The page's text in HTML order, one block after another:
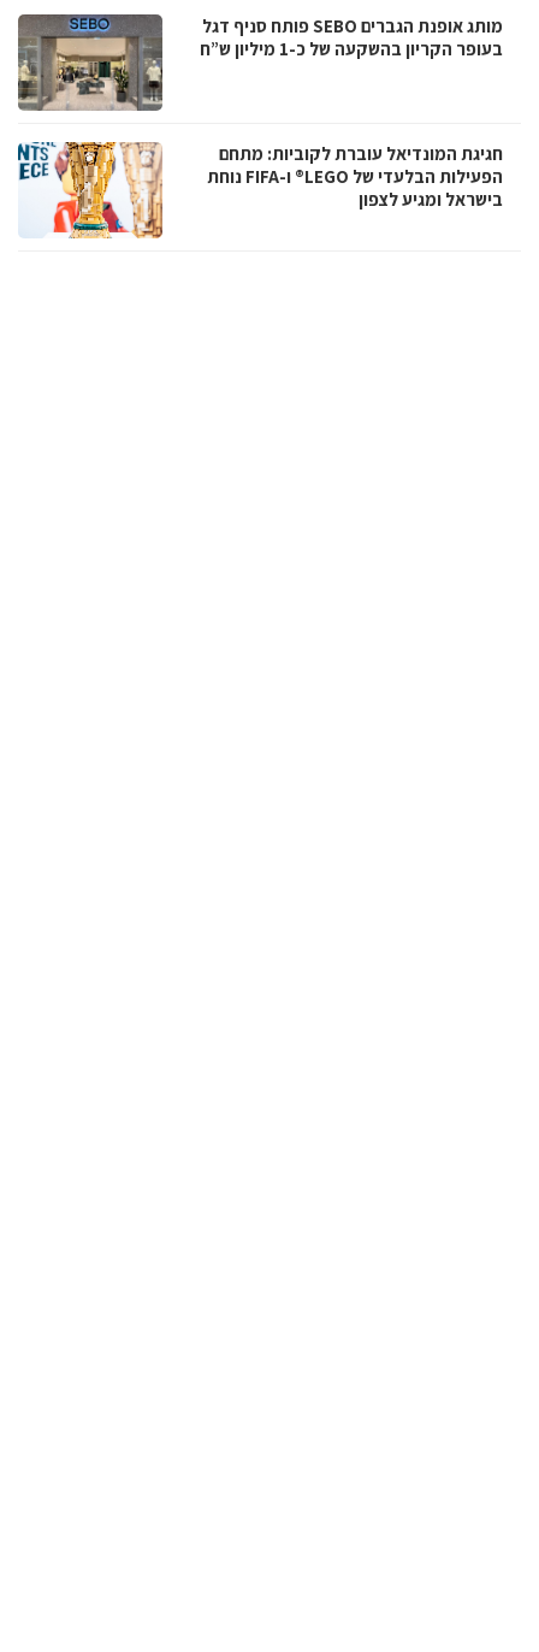
מותג אופנת הגברים SEBO פותח סניף דגל
בעופר הקריון בהשקעה של כ-1 מיליון ש”ח
חגיגת המונדיאל עוברת לקוביות: מתחם
הפעילות הבלעדי של LEGO® ו-FIFA נוחת
בישראל ומגיע לצפון